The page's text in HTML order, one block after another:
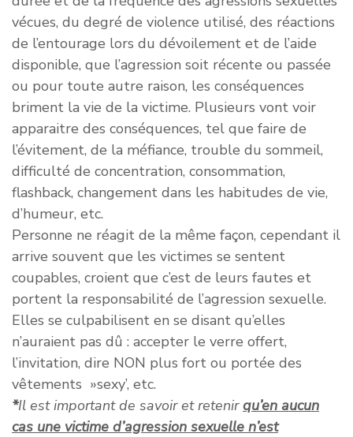
vécues, du degré de violence utilisé, des réactions
de l’entourage lors du dévoilement et de l’aide
disponible, que l’agression soit récente ou passée
ou pour toute autre raison, les conséquences
briment la vie de la victime. Plusieurs vont voir
apparaitre des conséquences, tel que faire de
l’évitement, de la méfiance, trouble du sommeil,
difficulté de concentration, consommation,
flashback, changement dans les habitudes de vie,
d’humeur, etc.
Personne ne réagit de la même façon, cependant il
arrive souvent que les victimes se sentent
coupables, croient que c’est de leurs fautes et
portent la responsabilité de l’agression sexuelle.
Elles se culpabilisent en se disant qu’elles
n’auraient pas dû : accepter le verre offert,
l’invitation, dire NON plus fort ou portée des
vêtements »sexy’, etc.
*Il est important de savoir et retenirqu’en aucun
cas une victime d’agression sexuelle n’est